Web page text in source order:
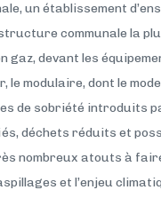
un établissement
communale la
gaz, devant les
le modulaire, dont le
de sobriété introduits
déchets réduits et
nombreux atouts à
et l’enjeu